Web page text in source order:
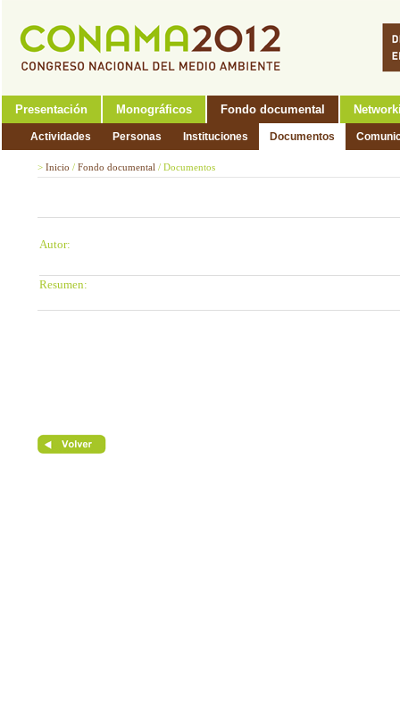
Presentación Monográficos Fondo documental
Actividades Personas Instituciones Documentos
> Inicio / Fondo documental / Documentos
Autor:
Resumen: